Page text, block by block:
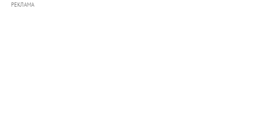
РЕКЛАМА